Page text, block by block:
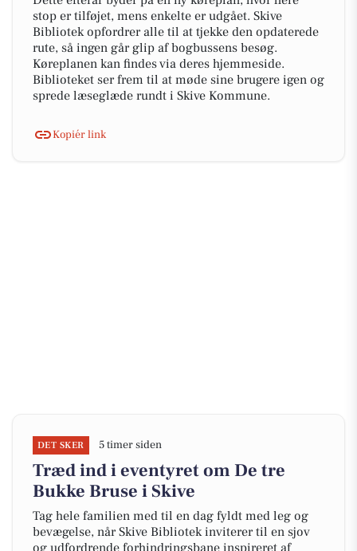
stop er tilføjet, mens enkelte er udgået. Skive
Bibliotek opfordrer alle til at tjekke den opdaterede
rute, så ingen går glip af bogbussens besøg.
Køreplanen kan findes via deres hjemmeside.
Biblioteket ser frem til at møde sine brugere igen og
sprede læseglæde rundt i Skive Kommune.
Kopiér link
DET SKER 5 timer siden
Træd ind i eventyret om De tre
Bukke Bruse i Skive
Tag hele familien med til en dag fyldt med leg og
bevægelse, når Skive Bibliotek inviterer til en sjov
og udfordrende forhindringsbane inspireret af